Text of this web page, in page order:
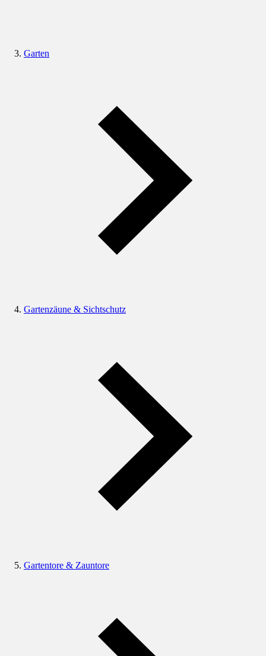
Garten
Gartenzäune & Sichtschutz
Gartentore & Zauntore